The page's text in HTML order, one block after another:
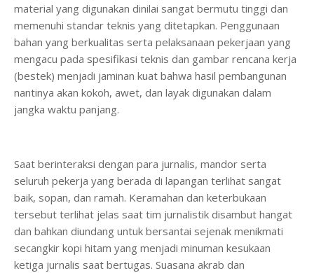
material yang digunakan dinilai sangat bermutu tinggi dan
memenuhi standar teknis yang ditetapkan. Penggunaan
bahan yang berkualitas serta pelaksanaan pekerjaan yang
mengacu pada spesifikasi teknis dan gambar rencana kerja
(bestek) menjadi jaminan kuat bahwa hasil pembangunan
nantinya akan kokoh, awet, dan layak digunakan dalam
jangka waktu panjang.
Saat berinteraksi dengan para jurnalis, mandor serta
seluruh pekerja yang berada di lapangan terlihat sangat
baik, sopan, dan ramah. Keramahan dan keterbukaan
tersebut terlihat jelas saat tim jurnalistik disambut hangat
dan bahkan diundang untuk bersantai sejenak menikmati
secangkir kopi hitam yang menjadi minuman kesukaan
ketiga jurnalis saat bertugas. Suasana akrab dan